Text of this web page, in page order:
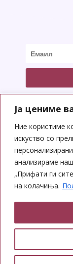
Ја цениме
Ние користиме
искуство со
анализираме
„Прифати ги
на колачиња.
СОЦИЈАЛНИ
Copyright © 2026